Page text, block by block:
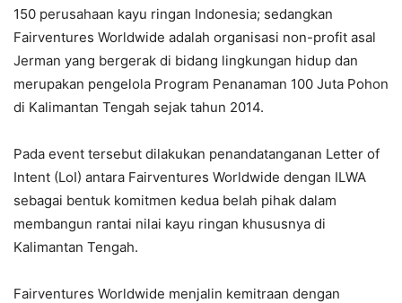
150 perusahaan kayu ringan Indonesia; sedangkan
Fairventures Worldwide adalah organisasi non-profit asal
Jerman yang bergerak di bidang lingkungan hidup dan
merupakan pengelola Program Penanaman 100 Juta Pohon
di Kalimantan Tengah sejak tahun 2014.
Pada event tersebut dilakukan penandatanganan Letter of
Intent (LoI) antara Fairventures Worldwide dengan ILWA
sebagai bentuk komitmen kedua belah pihak dalam
membangun rantai nilai kayu ringan khususnya di
Kalimantan Tengah.
Fairventures Worldwide menjalin kemitraan dengan